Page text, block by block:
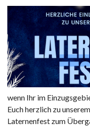
wenn Ihr im
Euch herzlich zu
Laternenfest zum